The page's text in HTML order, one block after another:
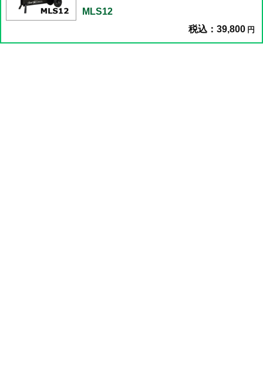
MLS12 手押し式
MLS12
税込：39,800 円